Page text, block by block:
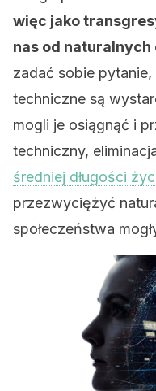
więc jako
nas od naturalnych
zadać sobie
techniczne są
mogli je osiągnąć i
techniczny,
średniej długości
przezwyciężyć
społeczeństwa